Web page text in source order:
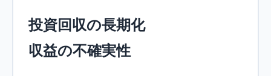
投資回収の長期化
収益の不確実性